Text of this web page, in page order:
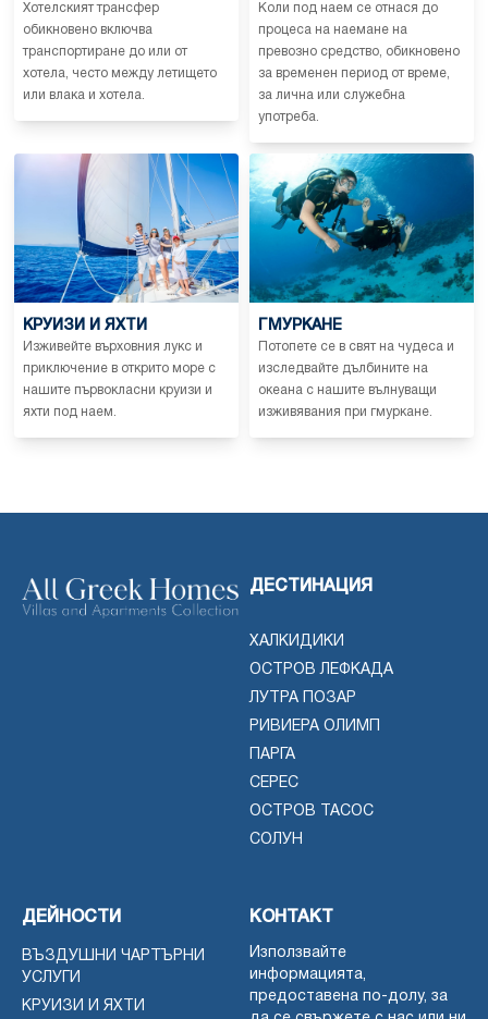
Хотелският трансфер
обикновено включва
транспортиране до или от
хотела, често между летището
или влака и хотела.
Коли под наем се отнася до
процеса на наемане на
превозно средство, обикновено
за временен период от време,
за лична или служебна
употреба.
КРУИЗИ И ЯХТИ
Изживейте върховния лукс и
приключение в открито море с
нашите първокласни круизи и
яхти под наем.
ГМУРКАНЕ
Потопете се в свят на чудеса и
изследвайте дълбините на
океана с нашите вълнуващи
изживявания при гмуркане.
ДЕСТИНАЦИЯ
ХАЛКИДИКИ
ОСТРОВ ЛЕФКАДА
ЛУТРА ПОЗАР
РИВИЕРА ОЛИМП
ПАРГА
СЕРЕС
ОСТРОВ ТАСОС
СОЛУН
ДЕЙНОСТИ
ВЪЗДУШНИ ЧАРТЪРНИ
УСЛУГИ
КРУИЗИ И ЯХТИ
КОНТАКТ
Използвайте
информацията,
предоставена по-долу, за